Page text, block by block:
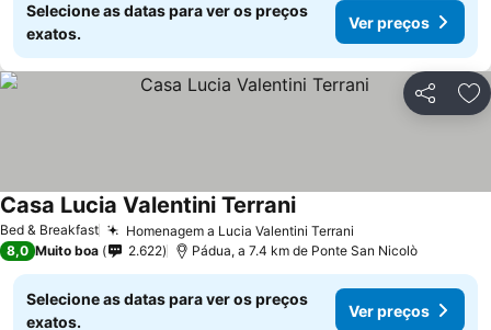
Selecione as datas para ver os preços
exatos.
Ver preços
Partilhar
Bed & Breakfast Homenagem a Lucia Valentini Terrani
Casa Lucia Valentini Terrani
8,0 Muito boa 2.622 Pádua, a 7.4 km de Ponte San Nicolò
Selecione as datas para ver os preços
exatos.
Ver preços